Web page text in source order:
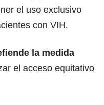
el uso exclusivo
con VIH.
la medida
el acceso equitativo